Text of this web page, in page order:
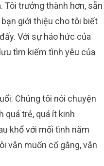
Tôi trưởng thành hơn, sẵn
giới thiệu cho tôi biết
Với sự háo hức của
tìm kiếm tình yêu của
Chúng tôi nói chuyện
quá trẻ, quá ít kinh
khổ với mối tình năm
vẫn muốn cố gắng, vẫn